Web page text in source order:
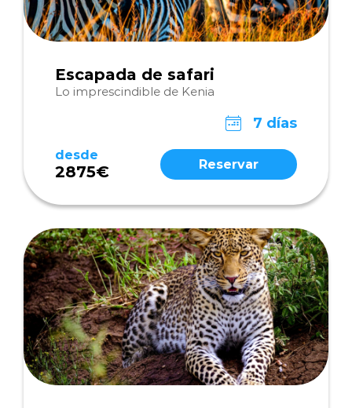
Escapada de safari
Lo imprescindible de Kenia
7 días
desde
2875€ Reservar